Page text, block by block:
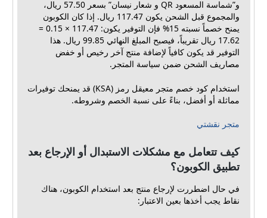
و”شماسة المسعود QR و شعار نيسان” بسعر 57.50 ريال،
والمجموع قبل الشحن يكون 117.47 ريال. إذا كان الكوبون
يمنح خصماً نسبته 15% فإن التوفير يكون: 117.47 × 0.15 =
17.62 ريال تقريباً، فيصبح المبلغ النهائي 99.85 ريال. هذا
التوفير قد يكون كافياً لإضافة منتج آخر رخيص أو خفض
مصاريف الشحن ضمن سياسة المتجر.
استخدام كود خصم متجر معيقل رمز (KSA) قد يمنحك توفيرات
مماثلة أو أفضل، بناءً على نسبة الخصم وشروطه.
متجر نقشتي
كيف تتعامل مع مشكلات الاستبدال أو الإرجاع بعد
تطبيق الكوبون؟
في حال اضطررت لإرجاع منتج بعد استخدام الكوبون، هناك
نقاط يجب أخذها بعين الاعتبار: